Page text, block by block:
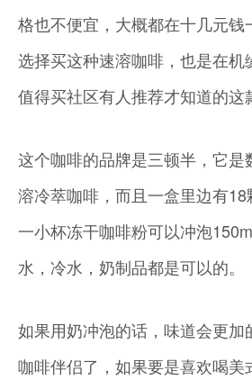
格也不便宜，大概都在十几元钱
选择买这种速溶咖啡，也是在机
值得买社区有人推荐才知道的这
这个咖啡的品牌是三顿半，它是
溶冷萃咖啡，而且一盒里边有18
一小杯冻干咖啡粉可以冲泡
水，冷水，奶制品都是可以的。
如果用奶冲泡的话，味道会更加
咖啡伴侣了，如果要是喜欢喝美